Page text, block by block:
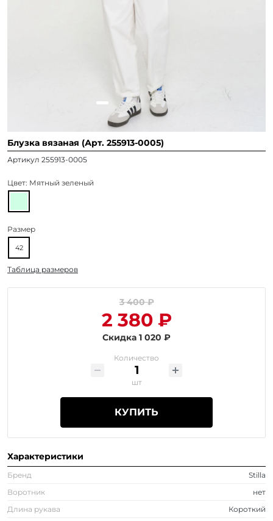
Блузка вязаная (Арт. 255913-0005)
Артикул 255913-0005
Цвет: Мятный зеленый
Размер
42
Таблица размеров
3 400 ₽
2 380 ₽
Скидка 1 020 ₽
Количество
шт
КУПИТЬ
Характеристики
Бренд
Stilla
Воротник
нет
Длина рукава
Короткий